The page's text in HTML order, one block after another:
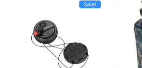
Sale!